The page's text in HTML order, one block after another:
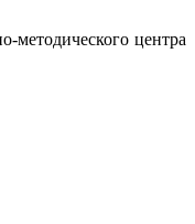
методического центра